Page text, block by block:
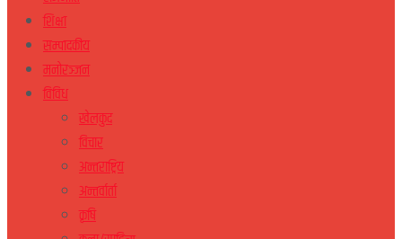
शिक्षा
सम्पादकीय
मनोरञ्जन
विविध
खेलकुद
विचार
अन्तराष्ट्रिय
अन्तर्वार्ता
कृषि